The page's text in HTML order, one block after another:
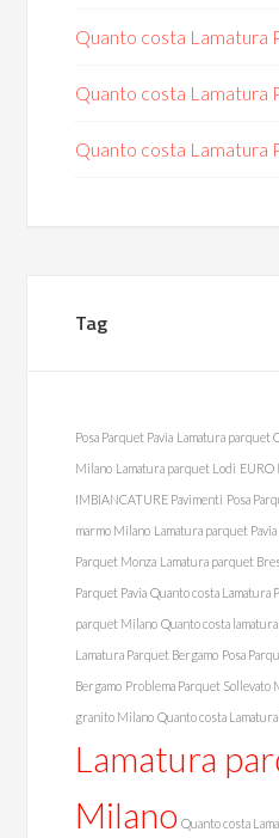
Quanto costa Lamatura
Quanto costa Lamatura
Quanto costa Lamatura
Tag
Posa Parquet Pavia Lamatura parquet
Milano Lamatura parquet Lodi EURO
IMBIANCATURE Pavimenti Posa
marmo Milano Lamatura parquet Pavia
Parquet Monza Lamatura parquet
Parquet Pavia Quanto costa Lamatura
parquet Milano Quanto costa
Lamatura Parquet Bergamo Posa
Bergamo Problema Parquet Sollevato
granito Milano Quanto costa
Lamatura
Milano Quanto costa